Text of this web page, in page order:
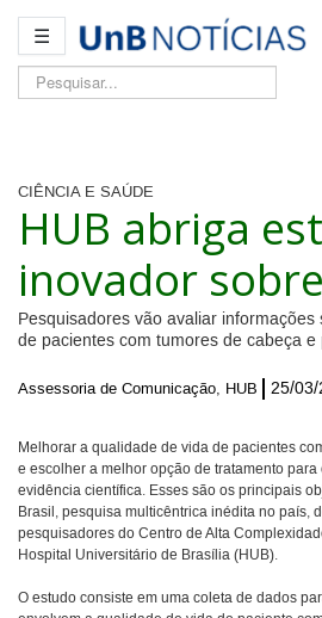
☰
Pesquisar...
CIÊNCIA E SAÚDE
HUB abriga
inovador
Pesquisadores vão avaliar
de pacientes com tumores de cabeça e
Assessoria de Comunicação, HUB 25/
Melhorar a qualidade de vida de pacientes
e escolher a melhor opção de tratamento
evidência científica. Esses são os principais
Brasil, pesquisa multicêntrica inédita no país,
pesquisadores do Centro de Alta
Hospital Universitário de Brasília (HUB).
O estudo consiste em uma coleta de dados